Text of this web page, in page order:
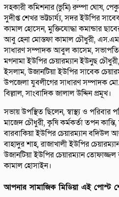
সহকারী কমিশনার (ভুমি) রুম্পা ঘোষ,
সুদীপ্ত শেখর ভট্টচার্য্য, সদর ইউপির
কামাল হোসেন, মুক্তিযোদ্ধা কমান্ডার
আবু হেনা মোস্তফা কামাল চৌধুরী,
সাধারণ সম্পাদক আবুল কাসেম, সভাপতি
মগনামা ইউপির চেয়ারম্যান ইউনুছ
ইসলাম, উজানটিয়া ইউপির সাবেক
উপজেলা যুবলীগের সাধারণ সম্পাদক
বিল্লাল, সাংবাদিক জালাল উদ্দিন প্রমূখ।
সভায় উপস্থিত ছিলেন, স্বাস্থ্য ও পরিবার
মাজেদ চৌধুরী, কৃষি কর্মকর্তা তপন
বারবাকিয়া ইউপির চেয়ারম্যান বদিউল
বাহাদুর শাহ, রাজাখালী ইউপির
উজানটিয়া ইউপির চেয়ারম্যান
কামাল হোসাইন।
আপনার সামাজিক মিডিয়া এই পোস্ট